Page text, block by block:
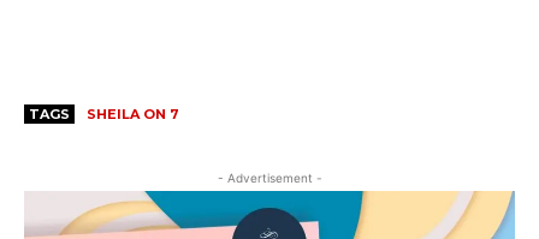
TAGS SHEILA ON 7
- Advertisement -